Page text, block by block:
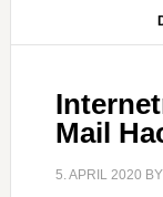
Mail
5. APRIL 2020 BY